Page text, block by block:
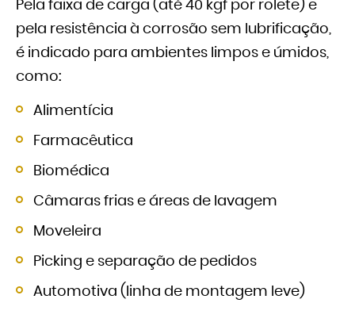
Pela faixa de carga (até 40 kgf por rolete) e
pela resistência à corrosão sem lubrificação,
é indicado para ambientes limpos e úmidos,
como:
Alimentícia
Farmacêutica
Biomédica
Câmaras frias e áreas de lavagem
Moveleira
Picking e separação de pedidos
Automotiva (linha de montagem leve)